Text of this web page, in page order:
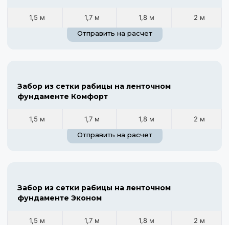
1,5 м 1,7 м 1,8 м
2 м
Отправить на расчет
Забор из сетки рабицы на ленточном
фундаменте Комфорт
1,5 м 1,7 м 1,8 м
2 м
Отправить на расчет
Забор из сетки рабицы на ленточном
фундаменте Эконом
1,5 м 1,7 м 1,8 м
2 м